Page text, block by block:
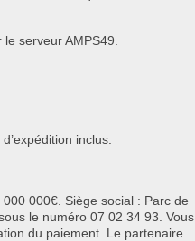
serveur AMPS49.
inclus.
000€. Siège social : Parc de
le numéro 07 02 34 93. Vous
du paiement. Le partenaire